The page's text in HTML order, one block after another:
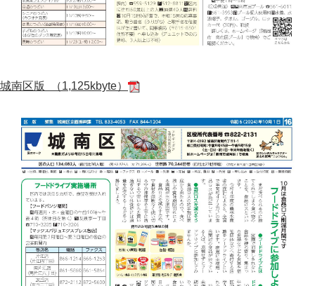
城南区版 （1,125kbyte）